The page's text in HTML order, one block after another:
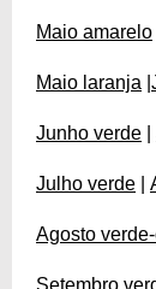
Maio amarelo
Maio laranja
Junho verde
Julho verde
Agosto
Setembro